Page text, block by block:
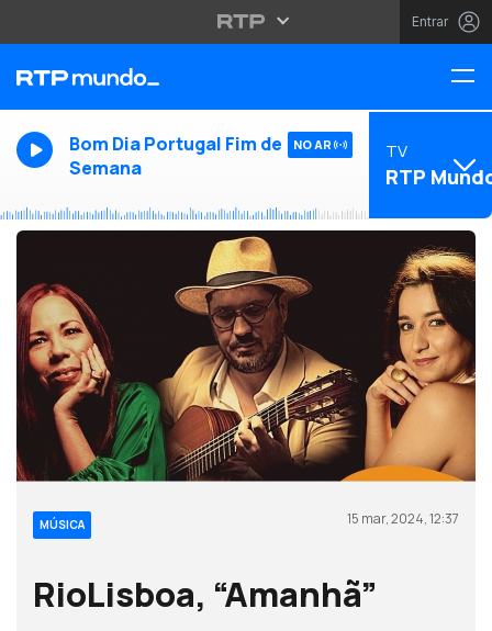
Entrar
Bom Dia Portugal Fim de
Semana
NO AR TV
RTP
MÚSICA 15 mar, 2024, 12:37
RioLisboa, “Amanhã”